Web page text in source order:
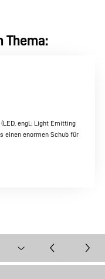
Thema:
engl.: Light Emitting
einen enormen Schub für